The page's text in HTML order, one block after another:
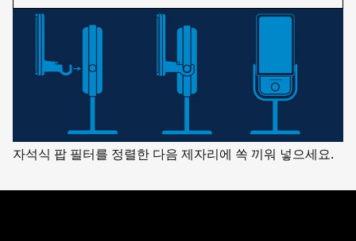
자석식 팝 필터를 정렬한 다음 제자리에 쏙 끼워 넣으세요.